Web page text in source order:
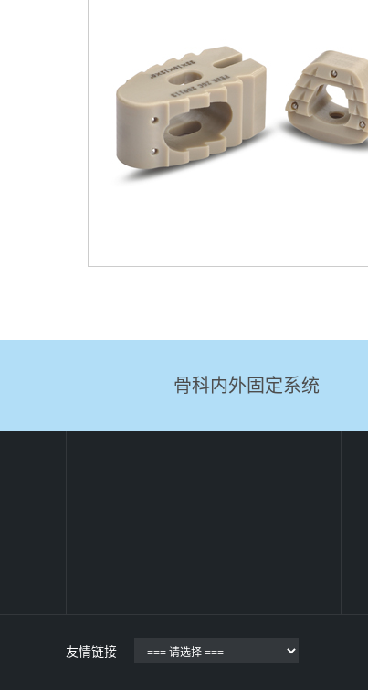
骨科内外固定系统
友情链接